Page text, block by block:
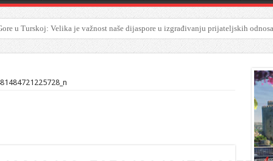
u Turskoj: Velika je važnost naše dijaspore u izgrađivanju prijateljskih